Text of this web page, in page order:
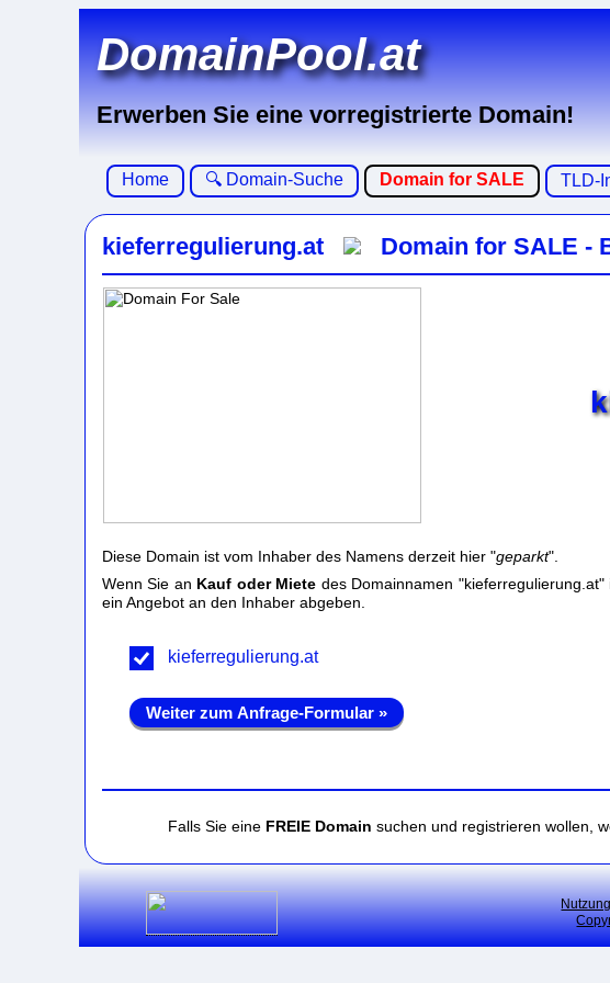
DomainPool.at
Erwerben Sie eine vorregistrierte Domain!
Home 🔍 Domain-Suche Domain for SALE TLD-
kieferregulierung.at Domain for SALE -
Diese Domain ist vom Inhaber des Namens derzeit hier "geparkt".
Wenn Sie an Kauf oder Miete des Domainnamen
ein Angebot an den Inhaber abgeben.
kieferregulierung.at
Weiter zum Anfrage-Formular »
Falls Sie eine FREIE Domain suchen und registrieren wollen,